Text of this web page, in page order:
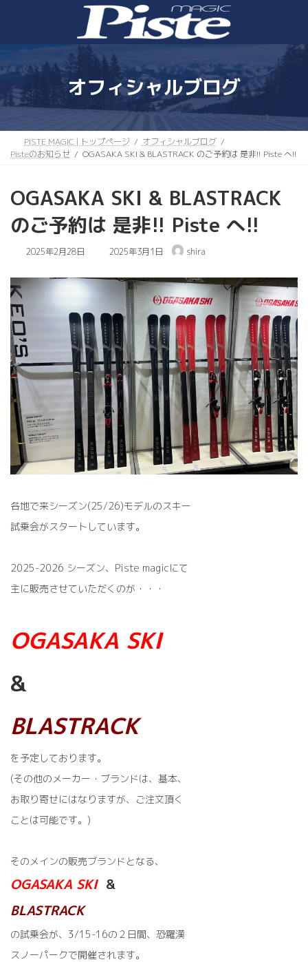
ン
へ
キ
プ
ー
ョ
に
動
オフィシャルブログ
PISTE MAGIC | トップページ
オフィシャルブログ
Pisteのお知らせ
OGASAKA SKI & BLASTRACK のご予約は 是非!! Piste へ!!
OGASAKA SKI & BLASTRACK
のご予約は 是非!! Piste へ!!
2025年2月28日
最
:
2025年3月1日 shira
各地で来シーズン(25/26)モデルのスキー
試乗会がスタートしています。
2025-2026 シーズン、Piste magicにて
主に販売させていただくのが・・・
OGASAKA SKI
&
BLASTRACK
を予定しております。
(その他のメーカー・ブランドは、基本、
お取り寄せにはなりますが、ご注文頂く
ことは可能です。)
そのメインの販売ブランドとなる、
OGASAKA SKI &
BLASTRACK
の試乗会が、3/15-16の２日間、恐羅漢
スノーパークで開催されます。